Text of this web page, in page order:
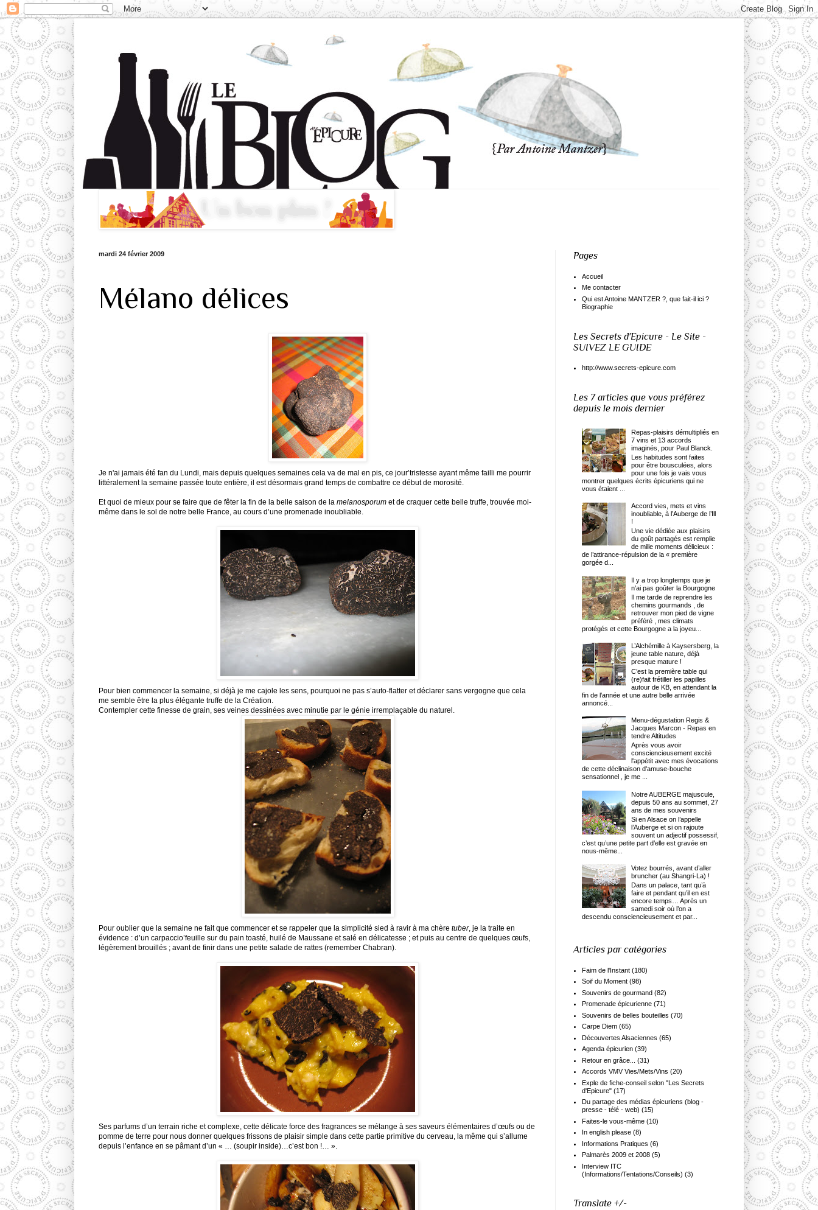
mardi 24 février 2009
Mélano délices
Je n'ai jamais été fan du Lundi, mais depuis quelques semaines cela va de mal en pis, ce jour’tristesse ayant même failli me pourrir
littéralement la semaine passée toute entière, il est désormais grand temps de combattre ce début de morosité.
Et quoi de mieux pour se faire que de fêter la fin de la belle saison de la melanosporum et de craquer cette belle truffe, trouvée moi-
même dans le sol de notre belle France, au cours d’une promenade inoubliable.
Pour bien commencer la semaine, si déjà je me cajole les sens, pourquoi ne pas s’auto-flatter et déclarer sans vergogne que cela
me semble être la plus élégante truffe de la Création.
Contempler cette finesse de grain, ses veines dessinées avec minutie par le génie irremplaçable du naturel.
Pour oublier que la semaine ne fait que commencer et se rappeler que la simplicité sied à ravir à ma chère tuber, je la traite en
évidence : d’un carpaccio’feuille sur du pain toasté, huilé de Maussane et salé en délicatesse ; et puis au centre de quelques œufs,
légèrement brouillés ; avant de finir dans une petite salade de rattes (remember Chabran).
Ses parfums d’un terrain riche et complexe, cette délicate force des fragrances se mélange à ses saveurs élémentaires d’œufs ou de
pomme de terre pour nous donner quelques frissons de plaisir simple dans cette partie primitive du cerveau, la même qui s’allume
depuis l’enfance en se pâmant d’un « … (soupir inside)…c’est bon !… ».
Pages
Accueil
Me contacter
Qui est Antoine MANTZER ?, que fait-il ici ?
Biographie
Les Secrets d'Epicure - Le Site -
SUIVEZ LE GUIDE
http://www.secrets-epicure.com
Les 7 articles que vous préférez
depuis le mois dernier
Repas-plaisirs démultipliés en
7 vins et 13 accords
imaginés, pour Paul Blanck.
Les habitudes sont faites
pour être bousculées, alors
pour une fois je vais vous
montrer quelques écrits épicuriens qui ne
vous étaient ...
Accord vies, mets et vins
inoubliable, à l’Auberge de l’Ill
!
Une vie dédiée aux plaisirs
du goût partagés est remplie
de mille moments délicieux :
de l’attirance-répulsion de la « première
gorgée d...
Il y a trop longtemps que je
n'ai pas goûter la Bourgogne
Il me tarde de reprendre les
chemins gourmands , de
retrouver mon pied de vigne
préféré , mes climats
protégés et cette Bourgogne a la joyeu...
L’Alchémille à Kaysersberg, la
jeune table nature, déjà
presque mature !
C’est la première table qui
(re)fait frétiller les papilles
autour de KB, en attendant la
fin de l’année et une autre belle arrivée
annoncé...
Menu-dégustation Regis &
Jacques Marcon - Repas en
tendre Altitudes
Après vous avoir
consciencieusement excité
l'appétit avec mes évocations
de cette déclinaison d'amuse-bouche
sensationnel , je me ...
Notre AUBERGE majuscule,
depuis 50 ans au sommet, 27
ans de mes souvenirs
Si en Alsace on l’appelle
l’Auberge et si on rajoute
souvent un adjectif possessif,
c’est qu’une petite part d’elle est gravée en
nous-même...
Votez bourrés, avant d’aller
bruncher (au Shangri-La) !
Dans un palace, tant qu’à
faire et pendant qu’il en est
encore temps… Après un
samedi soir où l’on a
descendu consciencieusement et par...
Articles par catégories
Faim de l'Instant (180)
Soif du Moment (98)
Souvenirs de gourmand (82)
Promenade épicurienne (71)
Souvenirs de belles bouteilles (70)
Carpe Diem (65)
Découvertes Alsaciennes (65)
Agenda épicurien (39)
Retour en grâce...
(31)
Accords VMV Vies/Mets/Vins (20)
Exple de fiche-conseil selon "Les Secrets
d'Epicure" (17)
Du partage des médias épicuriens (blog -
presse - télé - web) (15)
Faites-le vous-même (10)
In english please (8)
Informations Pratiques (6)
Palmarès 2009 et 2008 (5)
Interview ITC
(Informations/Tentations/Conseils) (3)
Translate +/-